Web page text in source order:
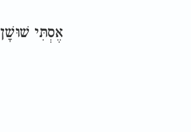
אֶסְתִּי שׁוּשָׁן